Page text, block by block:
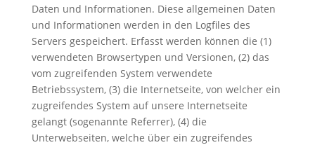
Daten und Informationen. Diese allgemeinen Daten
und Informationen werden in den Logfiles des
Servers gespeichert. Erfasst werden können die (1)
verwendeten Browsertypen und Versionen, (2) das
vom zugreifenden System verwendete
Betriebssystem, (3) die Internetseite, von welcher ein
zugreifendes System auf unsere Internetseite
gelangt (sogenannte Referrer), (4) die
Unterwebseiten, welche über ein zugreifendes